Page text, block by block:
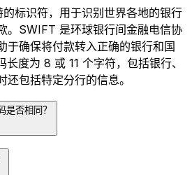
标识符，用于识别世界各地的银行
。SWIFT 是环球银行间金融电信协
于确保将付款转入正确的银行和国
度为 8 或 11 个字符，包括银行、
包括特定分行的信息。
是否相同？